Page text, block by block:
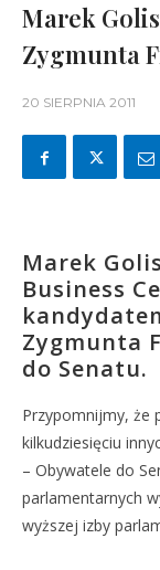
Marek
Zygmunta
20 SIERPNIA 2011
Marek
Business
Zygmunta
do Senatu.
Przypomnijmy, że
kilkudziesięciu
– Obywatele do
parlamentarnych
wyższej izby